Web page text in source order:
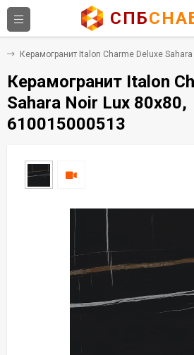
СПБ
Керамогранит Italon Charme Deluxe
Керамогранит Italon
Sahara Noir Lux 80x80,
610015000513